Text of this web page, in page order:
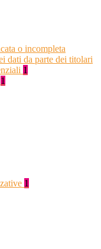
o incompleta
dati da parte dei titolari
1
1
1